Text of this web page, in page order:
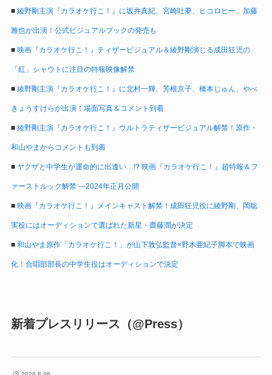
■ 綾野剛主演『カラオケ行こ！』に坂井真紀、宮崎吐夢、ヒコロヒー、加藤
雅也が出演！公式ビジュアルブックの発売も
■ 映画『カラオケ行こ！』ティザービジュアル＆綾野剛演じる成田狂児の
「紅」シャウトに注目の特報映像解禁
■ 綾野剛主演『カラオケ行こ！』に北村一輝、芳根京子、橋本じゅん、やべ
きょうすけらが出演！場面写真＆コメント到着
■ 綾野剛主演『カラオケ行こ！』ウルトラティザービジュアル解禁！原作・
和山やまからコメントも到着
■ ヤクザと中学生が運命的に出逢い…!? 映画『カラオケ行こ！』超特報＆フ
ァーストルック解禁 ―2024年正月公開
■ 映画『カラオケ行こ！』メインキャスト解禁！成田狂児役に綾野剛、岡聡
実役にはオーディションで選ばれた新星・齋藤潤が決定
■ 和山やま原作「カラオケ行こ！」が山下敦弘監督×野木亜紀子脚本で映画
化！合唱部部長の中学生役はオーディションで決定
新着プレスリリース（@Press）